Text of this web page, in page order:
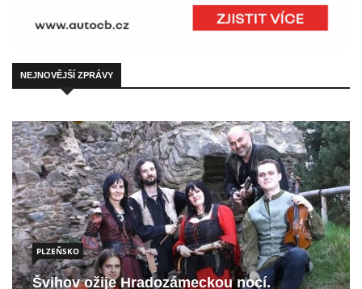
NEJNOVĚJŠÍ ZPRÁVY
PLZEŇSKO
Švihov ožije Hradozámeckou nocí.